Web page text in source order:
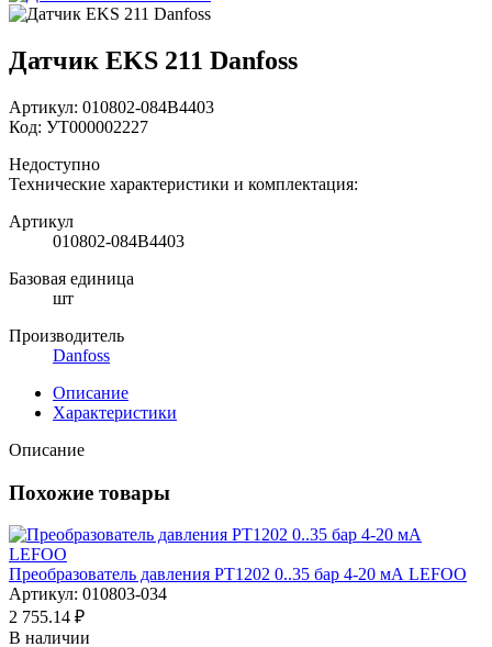
Датчик EKS 211 Danfoss
Артикул: 010802-084B4403
Код: УТ000002227
Недоступно
Технические характеристики и комплектация:
Артикул
010802-084B4403
Базовая единица
шт
Производитель
Danfoss
Описание
Характеристики
Описание
Похожие товары
Преобразователь давления PT1202 0..35 бар 4-20 мА LEFOO
Артикул: 010803-034
2 755.14 ₽
В наличии